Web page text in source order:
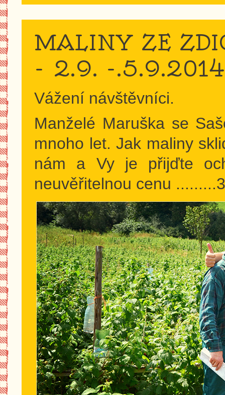
MALINY ZE
- 2.9. -
Vážení návštěvníci.
Manželé Maruška se
mnoho let. Jak maliny
nám a Vy je přijďte
neuvěřitelnou cenu